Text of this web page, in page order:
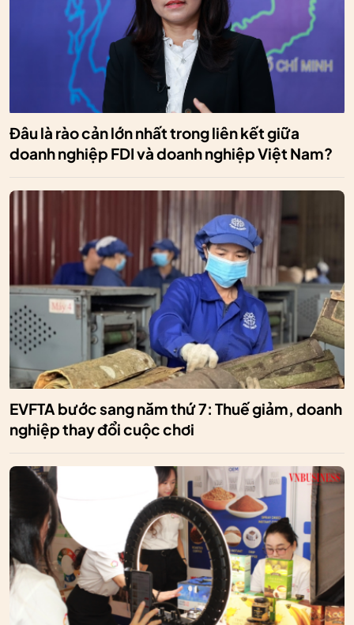
Đâu là rào cản lớn nhất trong liên kết giữa
doanh nghiệp FDI và doanh nghiệp Việt Nam?
EVFTA bước sang năm thứ 7: Thuế giảm, doanh
nghiệp thay đổi cuộc chơi